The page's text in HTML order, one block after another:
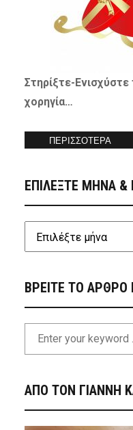
Στηρίξτε-Ενισχύστε
χορηγία…
ΠΕΡΙΣΣΟΤΕΡΑ
ΕΠΙΛΕΞΤΕ ΜΗΝΑ
ΒΡΕΙΤΕ ΤΟ ΑΡΘΡΟ
ΑΠΟ ΤΟΝ ΓΙΑΝΝΗ